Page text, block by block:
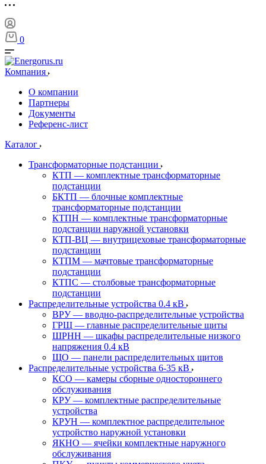
0
Компания
О компании
Партнеры
Документы
Референс-лист
Каталог
Трансформаторные подстанции
КТП — комплектные трансформаторные
подстанции
БКТП — блочные комплектные
трансформаторные подстанции
КТПН — комплектные трансформаторные
подстанции наружной установки
КТП-ВЦ — внутрицеховые трансформаторные
подстанции
КТПМ — мачтовые трансформаторные
подстанции
КТПС — столбовые трансформаторные
подстанции
Распределительные устройства 0.4 кВ
ВРУ — вводно-распределительные устройства
ГРЩ — главные распределительные щиты
ШРНН — шкафы распределительные низкого
напряжения 0.4 кВ
ЩО — панели распределительных щитов
Распределительные устройства 6-35 кВ
КСО — камеры сборные одностороннего
обслуживания
КРУ — комплектные распределительные
устройства
КРУН — комплектное распределительное
устройство наружной установки
ЯКНО — ячейки комплектные наружного
обслуживания